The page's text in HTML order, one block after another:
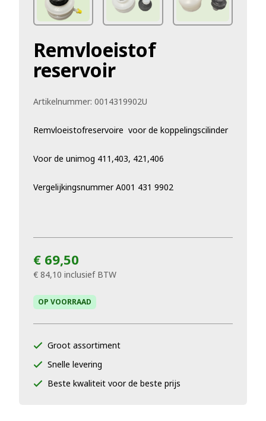
Remvloeistof
reservoir
Artikelnummer: 0014319902U
Remvloeistofreservoire voor de koppelingscilinder
Voor de unimog 411,403, 421,406
Vergelijkingsnummer A001 431 9902
€ 69,50
€ 84,10 inclusief BTW
OP VOORRAAD
Groot assortiment
Snelle levering
Beste kwaliteit voor de beste prijs